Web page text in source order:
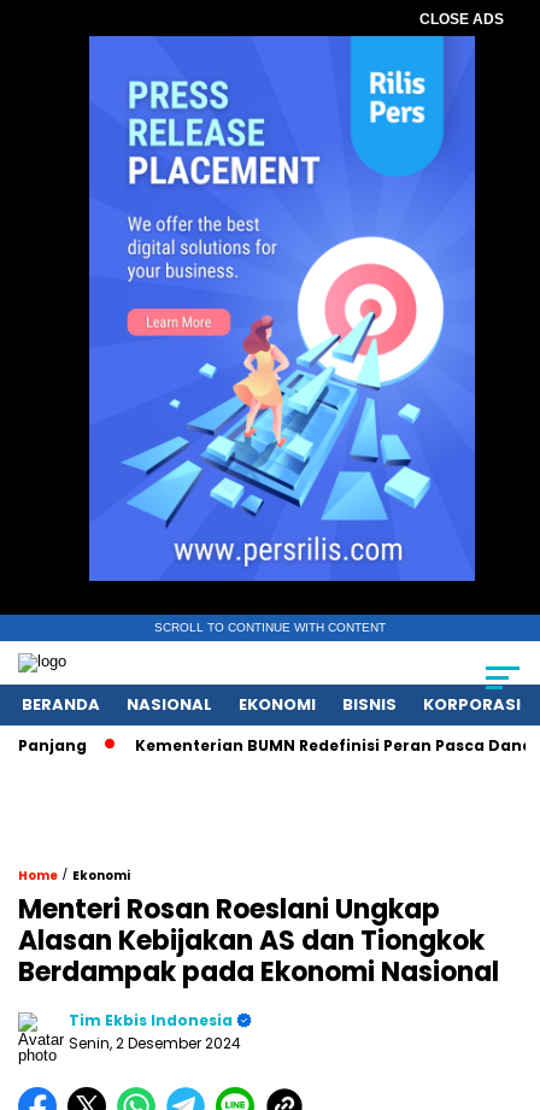
CLOSE ADS
SCROLL TO CONTINUE WITH CONTENT
BERANDA NASIONAL EKONOMI BISNIS KORPORASI
Kementerian BUMN Redefinisi Peran Pasca Danantara
Home / Ekonomi
Menteri Rosan Roeslani Ungkap
Alasan Kebijakan AS dan Tiongkok
Berdampak pada Ekonomi Nasional
Tim Ekbis Indonesia
Senin, 2 Desember 2024